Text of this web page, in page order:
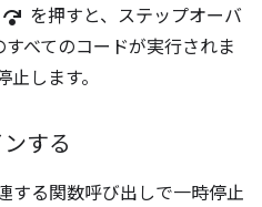
step_over を押すと、ステップオーバ
すべてのコードが実行されま
止します。
する
する関数呼び出しで一時停止